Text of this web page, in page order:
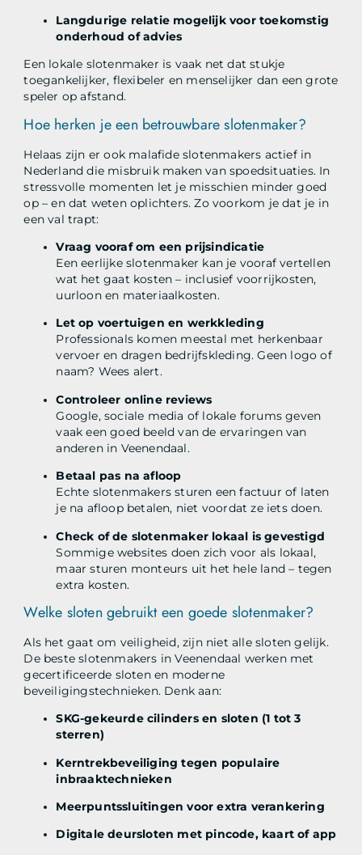
Langdurige relatie mogelijk voor toekomstig
onderhoud of advies
Een lokale slotenmaker is vaak net dat stukje
toegankelijker, flexibeler en menselijker dan een grote
speler op afstand.
Hoe herken je een betrouwbare slotenmaker?
Helaas zijn er ook malafide slotenmakers actief in
Nederland die misbruik maken van spoedsituaties. In
stressvolle momenten let je misschien minder goed
op – en dat weten oplichters. Zo voorkom je dat je in
een val trapt:
Vraag vooraf om een prijsindicatie
Een eerlijke slotenmaker kan je vooraf vertellen
wat het gaat kosten – inclusief voorrijkosten,
uurloon en materiaalkosten.
Let op voertuigen en werkkleding
Professionals komen meestal met herkenbaar
vervoer en dragen bedrijfskleding. Geen logo of
naam? Wees alert.
Controleer online reviews
Google, sociale media of lokale forums geven
vaak een goed beeld van de ervaringen van
anderen in Veenendaal.
Betaal pas na afloop
Echte slotenmakers sturen een factuur of laten
je na afloop betalen, niet voordat ze iets doen.
Check of de slotenmaker lokaal is gevestigd
Sommige websites doen zich voor als lokaal,
maar sturen monteurs uit het hele land – tegen
extra kosten.
Welke sloten gebruikt een goede slotenmaker?
Als het gaat om veiligheid, zijn niet alle sloten gelijk.
De beste slotenmakers in Veenendaal werken met
gecertificeerde sloten en moderne
beveiligingstechnieken. Denk aan:
SKG-gekeurde cilinders en sloten (1 tot 3
sterren)
Kerntrekbeveiliging tegen populaire
inbraaktechnieken
Meerpuntssluitingen voor extra verankering
Digitale deursloten met pincode, kaart of app